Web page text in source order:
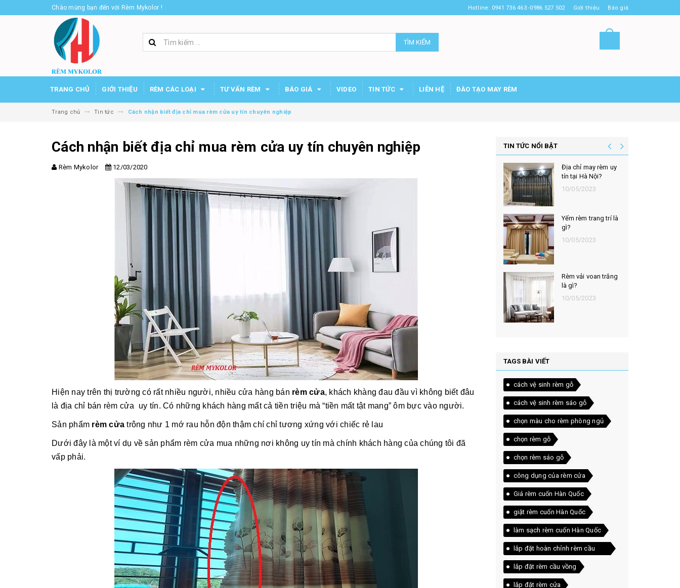
Chào mừng bạn đến với Rèm Mykolor ! Hotline: 0941 736 463 -0986 527 502 Giới thiệu Báo giá
TÌM KIẾM
TRANG CHỦ GIỚI THIỆU RÈM CÁC LOẠI TƯ VẤN RÈM BÁO GIÁ VIDEO TIN TỨC LIÊN HỆ ĐÀO TẠO MAY RÈM
Trang chủ Tin tức Cách nhận biết địa chỉ mua rèm cửa uy tín chuyên nghiệp
Cách nhận biết địa chỉ mua rèm cửa uy tín chuyên nghiệp
Rèm Mykolor 12/03/2020
Hiện nay trên thị trường có rất nhiều người, nhiều cửa hàng bán rèm cửa, khách khàng đau đầu vì không biết đâu
là địa chỉ bán rèm cửa uy tín. Có những khách hàng mất cả tiền triệu mà “tiền mất tật mang” ôm bực vào người.
Sản phẩm rèm cửa trông như 1 mớ rau hỗn độn thậm chí chỉ tương xứng với chiếc rẻ lau
Dưới đây là một ví dụ về sản phẩm rèm cửa mua những nơi không uy tín mà chính khách hàng của chúng tôi đã
vấp phải.
TIN TỨC NỔI BẬT
Địa chỉ may rèm uy
tín tại Hà Nội?
10/05/2023
Yếm rèm trang trí là
gì?
10/05/2023
Rèm vải voan trắng
là gì?
10/05/2023
TAGS BÀI VIẾT
cách vệ sinh rèm gỗ
cách vệ sinh rèm sáo gỗ
chọn màu cho rèm phòng ngủ
chọn rèm gỗ
chọn rèm sáo gỗ
công dụng của rèm cửa
Giá rèm cuốn Hàn Quốc
giặt rèm cuốn Hàn Quốc
làm sạch rèm cuốn Hàn Quốc
lắp đặt hoàn chỉnh rèm cầu
vồng
lắp đặt rèm cầu vồng
lắp đặt rèm cửa